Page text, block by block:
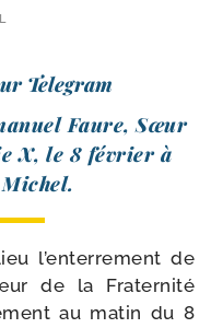
Telegram
Faure, Sœur
X, le 8 février à
l’en­ter­re­ment de
de la Fraternité
au matin du 8